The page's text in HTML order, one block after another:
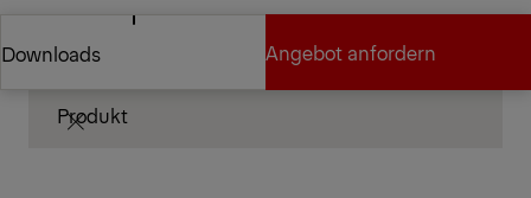
Händler anrufen
Downloads
Downloads
Angebot anfordern
Technische Spezifikationen
Produkt